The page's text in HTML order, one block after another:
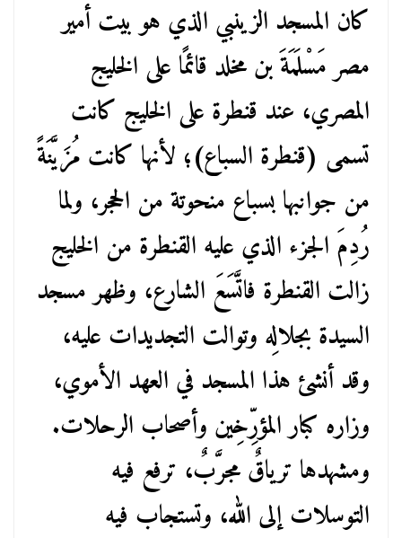
كان المسجد الزينبي الذي هو بيت أمير
مصر مَسْلَمَةَ بن مخلد قائمًا على الخليج
المصري، عند قنطرة على الخليج كانت
تسمى (قنطرة السباع)؛ لأنها كانت مُزَيَّنَةً
من جوانبها بسباع منحوتة من الحجر، ولما
رُدِمَ الجزء الذي عليه القنطرة من الخليج
زالت القنطرة فاتَّسَعَ الشارع، وظهر مسجد
السيدة بجلالِه وتوالت التجديدات عليه،
وقد أنشئ هذا المسجد في العهد الأموي،
وزاره كبار المؤرِّخِين وأصحاب الرحلات.
ومشهدها ترياقٌ مجرَّبٌ، ترفع فيه
التوسلات إلى الله، وتستجاب فيه